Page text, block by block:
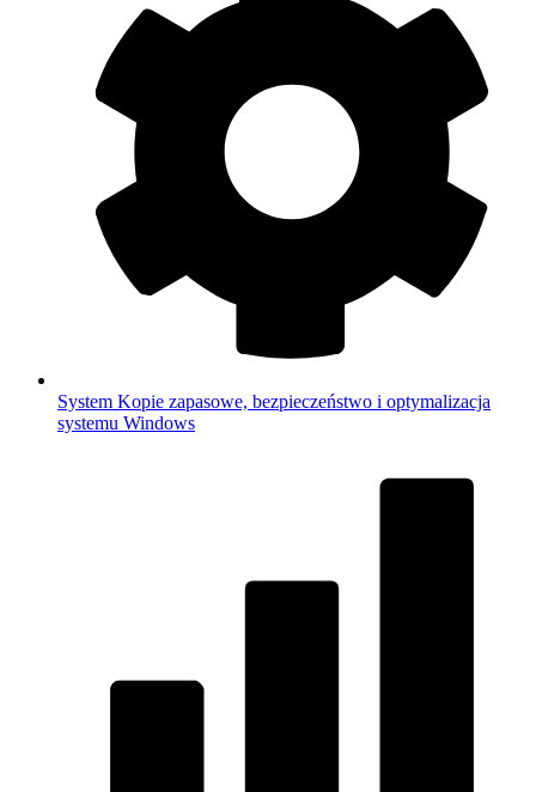
System Kopie zapasowe, bezpieczeństwo i optymalizacja
systemu Windows